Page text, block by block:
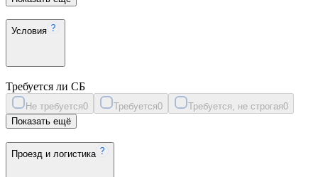
Условия
Требуется ли СБ
Не требуется0 Требуется0 Требуется, не строгая0
Показать ещё
Проезд и логистика